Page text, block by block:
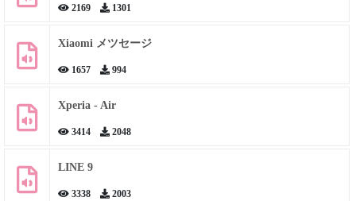
2169 1301
Xiaomi メツセージ
1657 994
Xperia - Air
3414 2048
LINE 9
3338 2003